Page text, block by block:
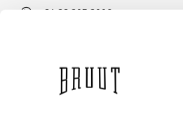
+31 23 205 2006
OPENINGSTIJDEN